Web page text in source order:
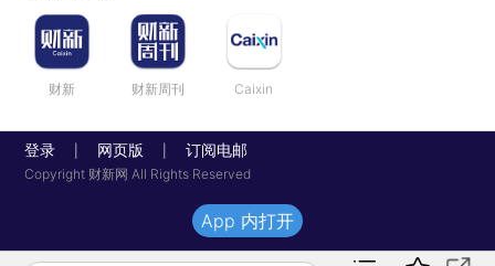
财新 财新周刊 Caixin
登录 网页版 订阅电邮
Copyright 财新网 All Rights Reserved
App 内打开